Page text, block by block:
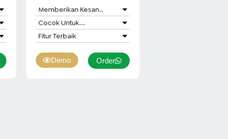
Memberikan Kesan..
Cocok Untuk...
Fitur Terbaik
Demo Order